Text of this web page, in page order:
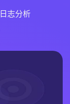
日志分析